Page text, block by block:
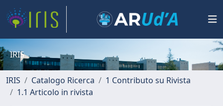
IRIS
IRIS Catalogo Ricerca
1 Contributo su Rivista
1.1 Articolo in rivista